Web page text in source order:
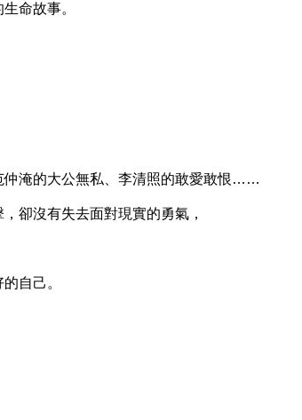
命故事。
淹的大公無私、李清照的敢愛敢恨……
沒有失去面對現實的勇氣，
自己。